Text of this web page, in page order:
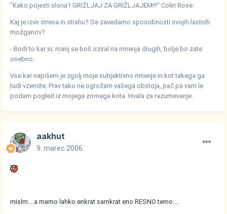
"Kako pojesti slona? GRIŽLJAJ ZA GRIŽLJAJEM!!!" Colin Rose
Kaj je izvir stresa in strahu? Se zavedamo sposobnosti svojih lastnih
možganov?
- Bodi to kar si; manj se boš oziral na mnenja drugih, bolje bo zate
osebno.
Vse kar napišem je zgolj moje subjektivno mnenje in kot takega ga
tudi vzemite. Prav tako ne ogrožam vašega obstoja, pač pa vam le
podam pogled iz mojega zornega kota. Hvala za razumevanje..
aakhut
9. marec 2006
mislm....a mamo lahko enkrat samkrat eno RESNO temo....